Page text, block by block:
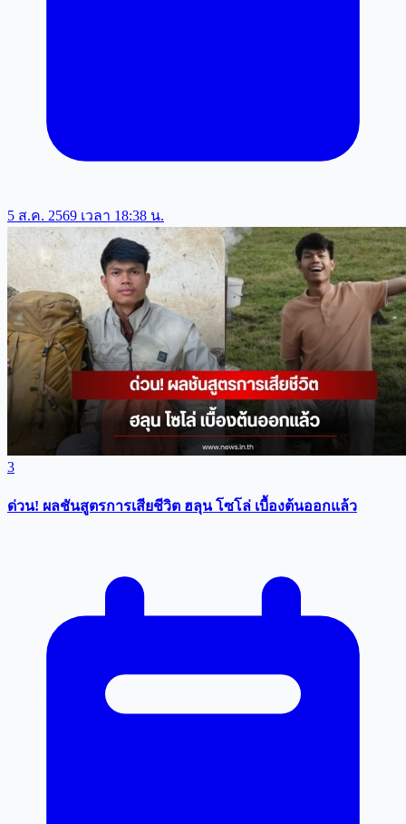
5 ส.ค. 2569 เวลา 18:38 น.
3
ด่วน! ผลชันสูตรการเสียชีวิต ฮลุน โซโล่ เบื้องต้นออกแล้ว